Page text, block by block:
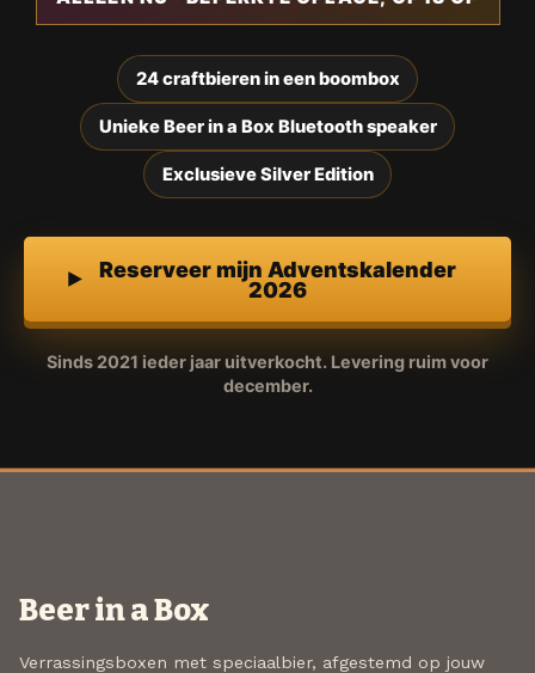
24 craftbieren in een boombox
Unieke Beer in a Box Bluetooth speaker
Exclusieve Silver Edition
Reserveer mijn Adventskalender
2026
Sinds 2021 ieder jaar uitverkocht. Levering ruim voor
december.
Beer in a Box
Verrassingsboxen met speciaalbier, afgestemd op jouw